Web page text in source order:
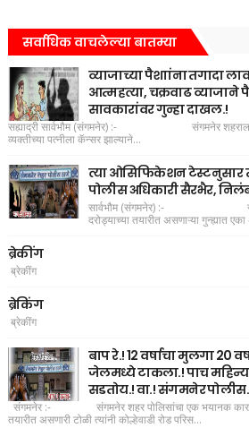
सर्वाधिक वाचलेल्या बातम्या
व्याजाच्या पैशाांना तगादा
आत्महत्या, चक्रवाढ व्याजाने
सावकारांवर गुन्हा दाखल.!
सह्याद्री सार्वभौम (संगमनेर) :- संगमनेर शहरालगत
व्यक्तीच्या पत्नीला कॅन्सर झाल्याने...
त्या ओसिफिकेशन टेस्टनुसार
पोलीस अधिकारी सैरभैर,
सार्वभौम (संगमनेर) :- संगमनेर
दरोड्याच्या तयारीत असणाऱ्या गुन्ह्यात
ब्रेकींग
ब्रेकींग
ब्रेकिंग
ब्रेकींग
बाप रे.! 12 वर्षाचा मुलगा 20
जेलमध्ये टाकला.! पाच
सडतोय.! वा.! संगमनेर
संगमनेर :- संगमनेर शहर पोलिसांचा एक भयानक
तयारीत असणारी टोळी त्यांनी कोल्हेवाडी रोड परिस...